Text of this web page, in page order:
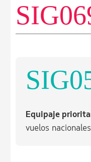
Equipaje
vuelos